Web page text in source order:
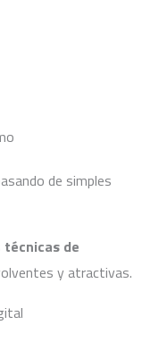
de simples
técnicas de
y atractivas.